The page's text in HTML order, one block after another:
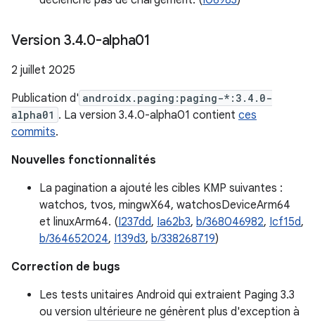
Version 3.4.0-alpha01
2 juillet 2025
Publication d' androidx.paging:paging-*:3.4.0-
alpha01 . La version 3.4.0-alpha01 contient ces
commits.
Nouvelles fonctionnalités
La pagination a ajouté les cibles KMP suivantes :
watchos, tvos, mingwX64, watchosDeviceArm64
et linuxArm64. (I237dd, Ia62b3, b/368046982, Icf15d,
b/364652024, I139d3, b/338268719)
Correction de bugs
Les tests unitaires Android qui extraient Paging 3.3
ou version ultérieure ne génèrent plus d'exception à